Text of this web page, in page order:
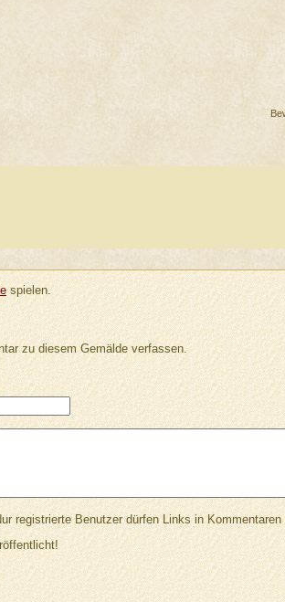
spielen.
zu diesem Gemälde verfassen.
registrierte Benutzer dürfen Links in Kommentaren